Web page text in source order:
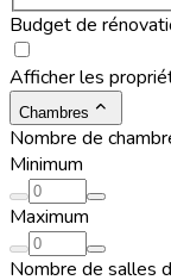
Budget de
Afficher les
Chambres
Nombre de
Minimum
Maximum
Nombre de salles